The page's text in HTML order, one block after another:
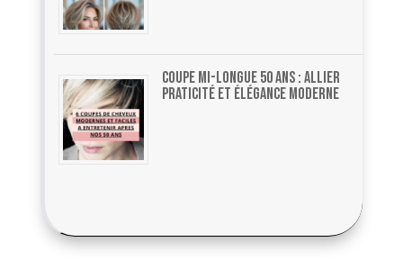
Coupe mi-longue 50 ans : allier
praticité et élégance moderne